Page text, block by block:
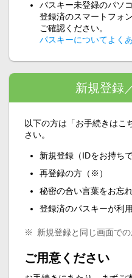
パスキー未登録のパソ
登録済のスマートフォ
ご確認ください。
パスキーについてよく
新規登録
以下の方は「お手続きはこ
さい。
新規登録（IDをお持ちで
再登録の方（※）
秘密の合い言葉をお忘
登録済のパスキーが利
※ 新規登録と同じ画面での
ご用意ください